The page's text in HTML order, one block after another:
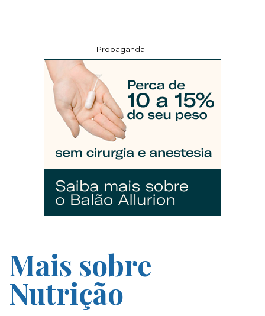
Propaganda
Mais sobre
Nutrição